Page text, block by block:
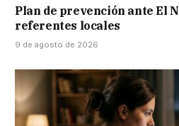
Plan de prevención ante El
referentes locales
9 de agosto de 2026